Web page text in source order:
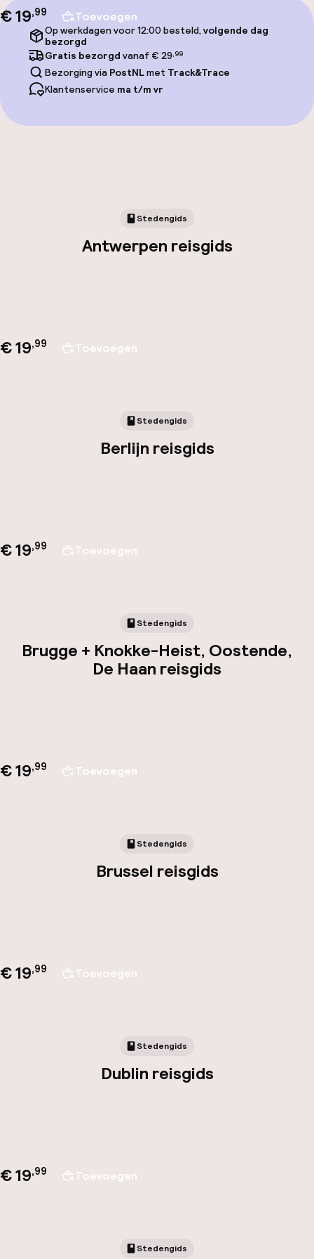
€ 19,99 Toevoegen
Op werkdagen voor 12:00 besteld,volgende dag
bezorgd
Gratis bezorgd vanaf € 29,99
Bezorging via PostNLmet Track&Trace
Klantenservice ma t/m vr
Stedengids
Antwerpen reisgids
€ 19,99 Toevoegen
Stedengids
Berlijn reisgids
€ 19,99 Toevoegen
Stedengids
Brugge + Knokke-Heist, Oostende,
De Haan reisgids
€ 19,99 Toevoegen
Stedengids
Brussel reisgids
€ 19,99 Toevoegen
Stedengids
Dublin reisgids
€ 19,99 Toevoegen
Stedengids